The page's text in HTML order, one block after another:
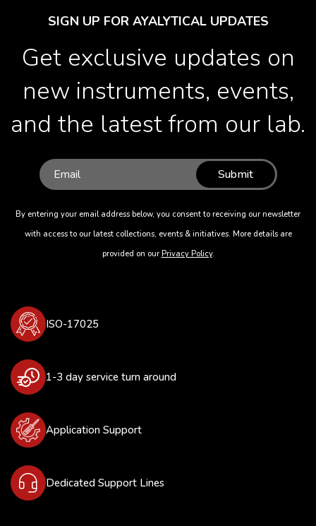
SIGN UP FOR AYALYTICAL UPDATES
Get exclusive updates on
new instruments, events,
and the latest from our lab.
Submit
By entering your email address below, you consent to receiving our newsletter
with access to our latest collections, events & initiatives. More details are
provided on our Privacy Policy.
ISO-17025
1-3 day service turn around
Application Support
Dedicated Support Lines